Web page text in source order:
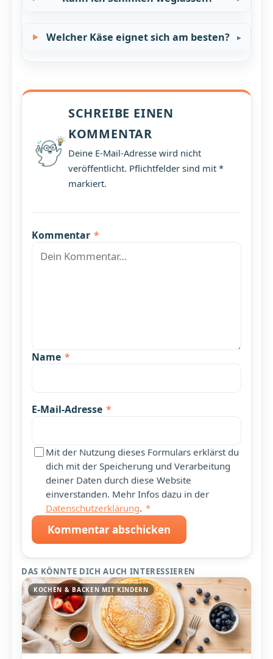
Welcher Käse eignet sich am besten?
SCHREIBE EINEN
KOMMENTAR
Deine E-Mail-Adresse wird nicht
veröffentlicht. Pflichtfelder sind mit *
markiert.
Kommentar *
Name *
E-Mail-Adresse *
Mit der Nutzung dieses Formulars erklärst du
dich mit der Speicherung und Verarbeitung
deiner Daten durch diese Website
einverstanden. Mehr Infos dazu in der
Datenschutzerklärung. *
Kommentar abschicken
DAS KÖNNTE DICH AUCH INTERESSIEREN
KOCHEN & BACKEN MIT KINDERN